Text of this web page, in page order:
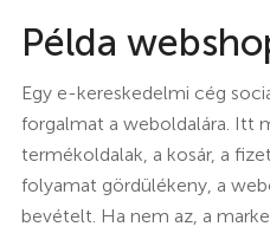
Példa
Egy e-kereskedelmi cég
forgalmat a weboldalára. Itt
termékoldalak, a kosár, a
folyamat gördülékeny, a
bevételt. Ha nem az, a